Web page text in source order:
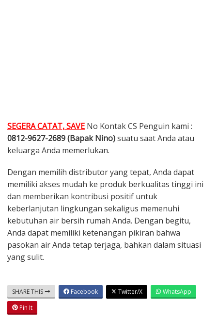
SEGERA CATAT, SAVE No Kontak CS Penguin kami :
0812-9627-2689 (Bapak Nino)suatu saat Anda atau
keluarga Anda memerlukan.
Dengan memilih distributor yang tepat, Anda dapat
memiliki akses mudah ke produk berkualitas tinggi ini
dan memberikan kontribusi positif untuk
keberlanjutan lingkungan sekaligus memenuhi
kebutuhan air bersih rumah Anda. Dengan begitu,
Anda dapat memiliki ketenangan pikiran bahwa
pasokan air Anda tetap terjaga, bahkan dalam situasi
yang sulit.
SHARE THIS Facebook Twitter/X
WhatsApp
Pin It